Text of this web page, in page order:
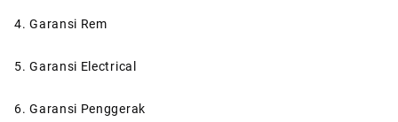
4. Garansi Rem
5. Garansi Electrical
6. Garansi Penggerak